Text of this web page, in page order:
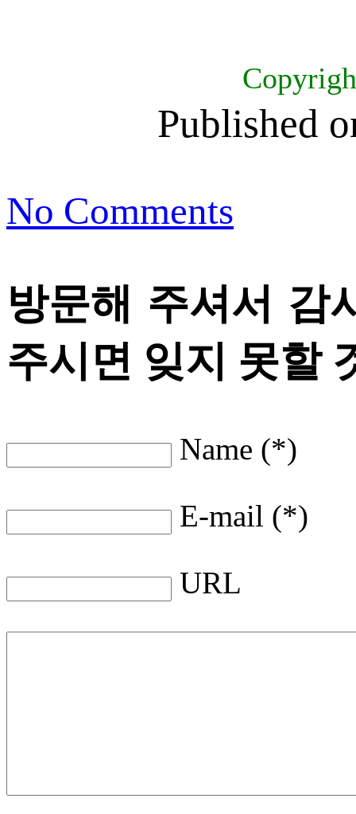
Published
No Comments
방문해 주셔서 감
주시면 잊지 못할
Name (*)
E-mail (*)
URL